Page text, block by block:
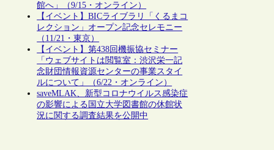
館へ」（9/15・オンライン）
【イベント】BICライブラリ「くるまコ
レクション」オープン記念セレモニー
（11/21・東京）
【イベント】第438回機振協セミナー
「ウェブサイトは閲覧室：渋沢栄一記
念財団情報資源センターの事業スタイ
ルについて」（6/22・オンライン）
saveMLAK、新型コロナウイルス感染症
の影響による国立大学図書館の休館状
況に関する調査結果を公開中